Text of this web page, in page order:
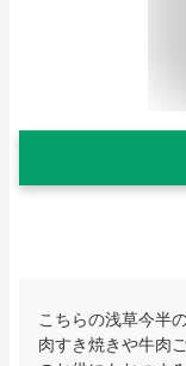
こちらの浅草今半
肉すき焼きや牛肉